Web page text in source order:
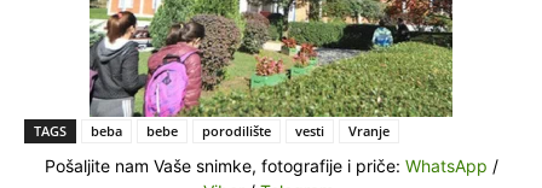
TAGS beba bebe porodilište vesti Vranje
Pošaljite nam Vaše snimke, fotografije i priče: WhatsApp /